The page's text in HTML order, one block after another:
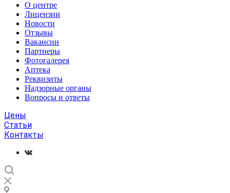
О центре
Лицензии
Новости
Отзывы
Вакансии
Партнеры
Фотогалерея
Аптека
Реквизиты
Надзорные органы
Вопросы и ответы
Цены
Статьи
Контакты